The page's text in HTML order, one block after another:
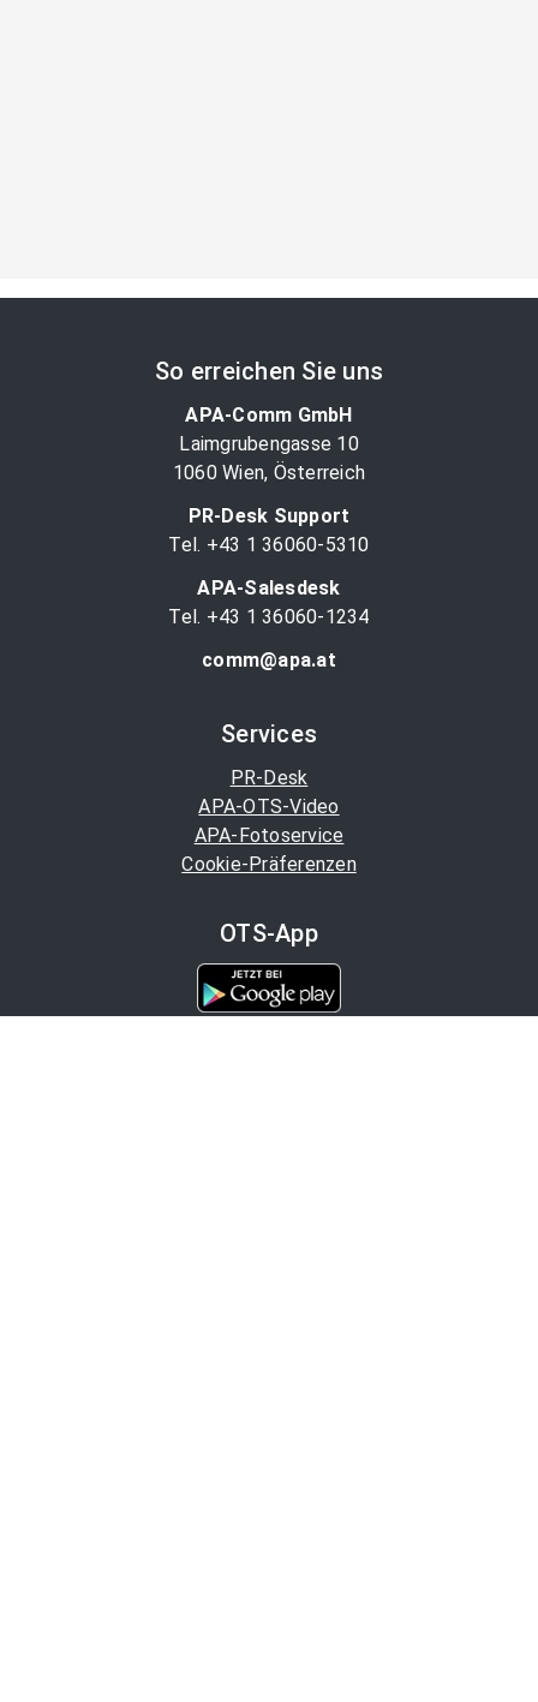
So erreichen Sie uns
APA-Comm GmbH
Laimgrubengasse 10
1060 Wien, Österreich
PR-Desk Support
Tel. +43 1 36060-5310
APA-Salesdesk
Tel. +43 1 36060-1234
comm@apa.at
Services
PR-Desk
APA-OTS-Video
APA-Fotoservice
Cookie-Präferenzen
OTS-App